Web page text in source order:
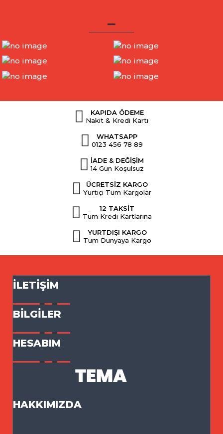
KAPIDA ÖDEME
Nakit & Kredi Kartı
WHATSAPP
0123 456 78 89
İADE & DEĞİŞİM
14 Gün Koşulsuz
ÜCRETSİZ KARGO
Yurtiçi Tüm Kargolar
12 TAKSİT
Tüm Kredi Kartlarına
YURTDIŞI KARGO
Tüm Dünyaya Kargo
İLETIŞIM
BILGILER
HESABIM
HAKKIMIZDA